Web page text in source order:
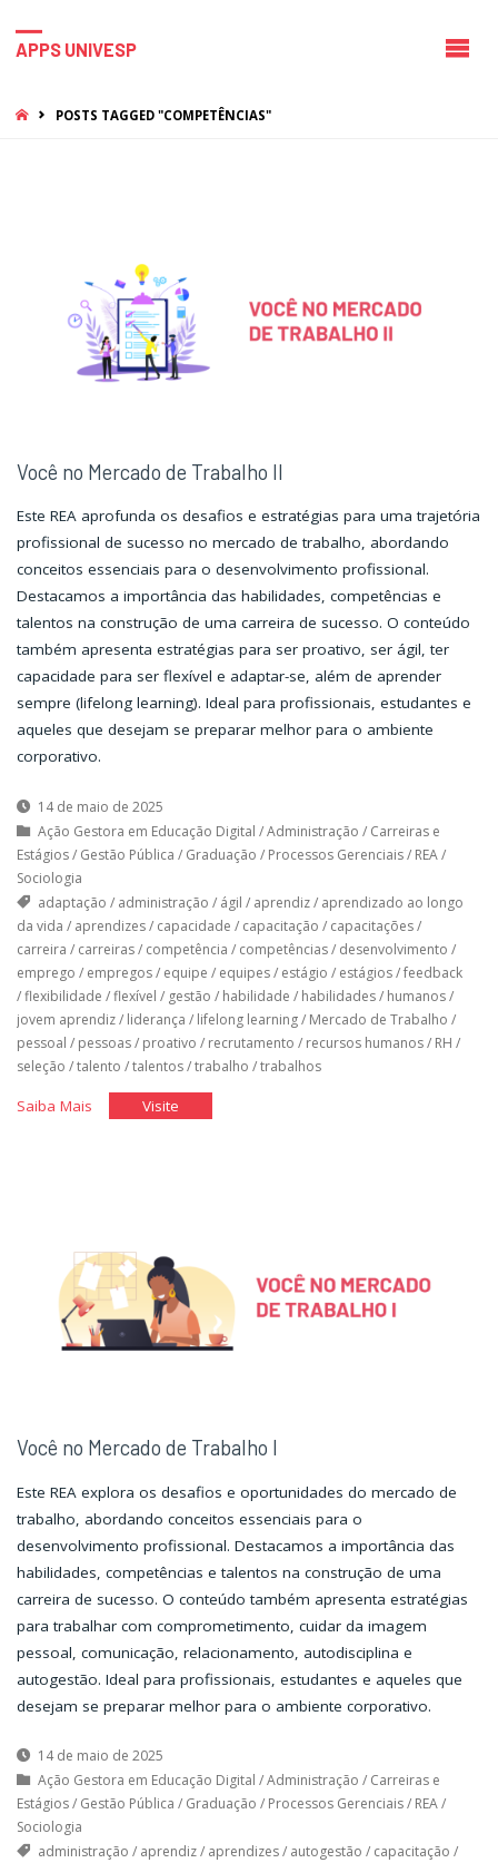
APPS UNIVESP
HOMEPOSTS TAGGED "COMPETÊNCIAS"
Você no Mercado de Trabalho II
Este REA aprofunda os desafios e estratégias para uma trajetória
profissional de sucesso no mercado de trabalho, abordando
conceitos essenciais para o desenvolvimento profissional.
Destacamos a importância das habilidades, competências e
talentos na construção de uma carreira de sucesso. O conteúdo
também apresenta estratégias para ser proativo, ser ágil, ter
capacidade para ser flexível e adaptar-se, além de aprender
sempre (lifelong learning). Ideal para profissionais, estudantes e
aqueles que desejam se preparar melhor para o ambiente
corporativo.
14 de maio de 2025
Ação Gestora em Educação Digital /Administração / Carreiras e
Estágios/ Gestão Pública / Graduação / Processos Gerenciais/ REA/
Sociologia
adaptação / administração / ágil / aprendiz/ aprendizado ao longo
da vida / aprendizes/ capacidade / capacitação / capacitações/
carreira / carreiras/ competência / competências/ desenvolvimento /
emprego / empregos/ equipe / equipes/ estágio / estágios/feedback
/flexibilidade /flexível / gestão / habilidade / habilidades/ humanos/
jovem aprendiz/ liderança / lifelong learning/ Mercado de Trabalho /
pessoal / pessoas/ proativo / recrutamento / recursos humanos/ RH /
seleção /talento /talentos/trabalho /trabalhos
Saiba Mais"Você
Visite"Você
Você no Mercado de Trabalho I
Este REA explora os desafios e oportunidades do mercado de
trabalho, abordando conceitos essenciais para o
desenvolvimento profissional. Destacamos a importância das
habilidades, competências e talentos na construção de uma
carreira de sucesso. O conteúdo também apresenta estratégias
para trabalhar com comprometimento, cuidar da imagem
pessoal, comunicação, relacionamento, autodisciplina e
autogestão. Ideal para profissionais, estudantes e aqueles que
desejam se preparar melhor para o ambiente corporativo.
14 de maio de 2025
Ação Gestora em Educação Digital /Administração / Carreiras e
Estágios/ Gestão Pública / Graduação / Processos Gerenciais/ REA/
Sociologia
administração / aprendiz/ aprendizes/ autogestão / capacitação /